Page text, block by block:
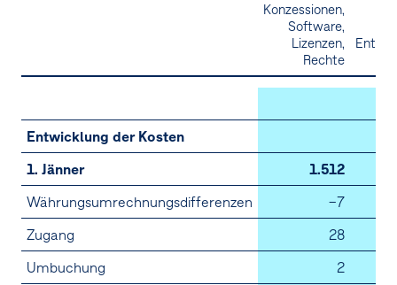
Konzessionen,
Software,
Lizenzen,
Rechte
Entwicklung der Kosten
1. Jänner
1.512
Währungsumrechnungsdifferenzen
–7
Zugang
28
Umbuchung
2